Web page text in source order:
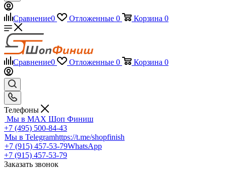
Сравнение0 Отложенные 0 Корзина 0
Сравнение0 Отложенные 0 Корзина 0
Телефоны
Мы в MAX Шоп Финиш
+7 (495) 500-84-43
Мы в Telegramhttps://t.me/shopfinish
+7 (915) 457-53-79WhatsApp
+7 (915) 457-53-79
Заказать звонок